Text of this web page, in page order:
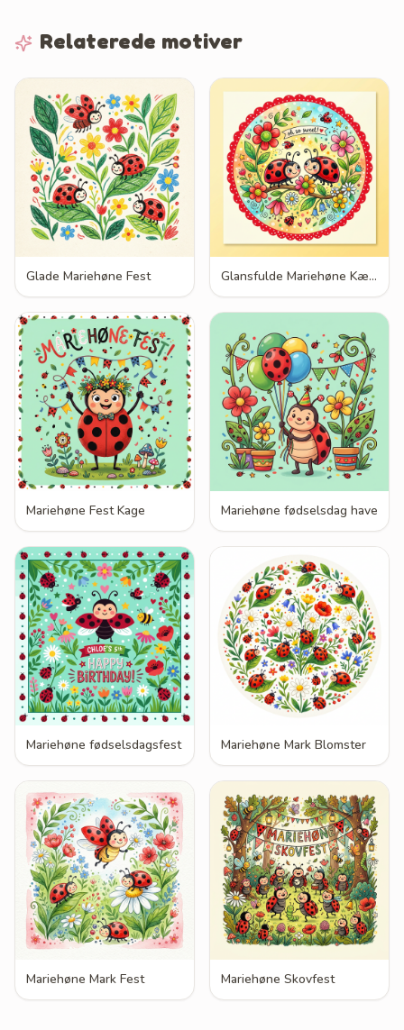
Relaterede motiver
Glade Mariehøne Fest Glansfulde Mariehøne Kærlighed
Mariehøne Fest Kage Mariehøne fødselsdag have
Mariehøne fødselsdagsfest Mariehøne Mark Blomster
Mariehøne Mark Fest Mariehøne Skovfest